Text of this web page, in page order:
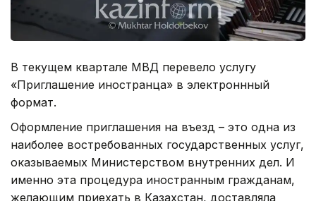
В текущем квартале МВД перевело услугу
«Приглашение иностранца» в электроннный
формат.
Оформление приглашения на въезд – это одна из
наиболее востребованных государственных услуг,
оказываемых Министерством внутренних дел. И
именно эта процедура иностранным гражданам,
желающим приехать в Казахстан, доставляла